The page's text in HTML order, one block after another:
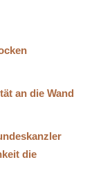
an die Wand
die